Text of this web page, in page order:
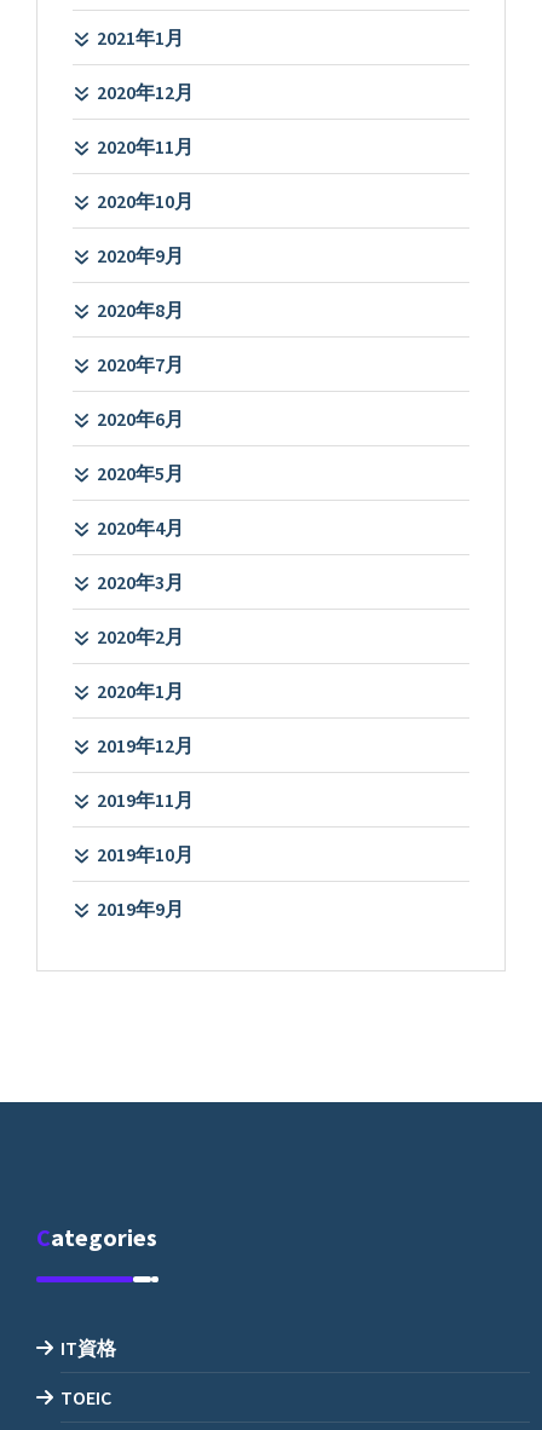
2021年1月
2020年12月
2020年11月
2020年10月
2020年9月
2020年8月
2020年7月
2020年6月
2020年5月
2020年4月
2020年3月
2020年2月
2020年1月
2019年12月
2019年11月
2019年10月
2019年9月
Categories
IT資格
TOEIC